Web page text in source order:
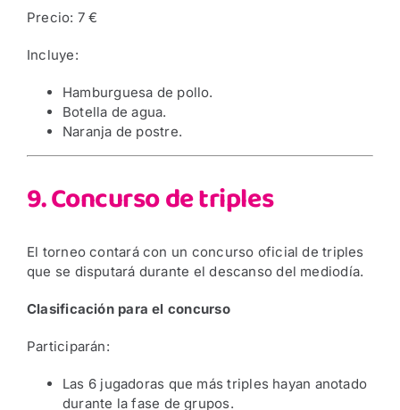
Precio: 7 €
Incluye:
Hamburguesa de pollo.
Botella de agua.
Naranja de postre.
9. Concurso de triples
El torneo contará con un concurso oficial de triples
que se disputará durante el descanso del mediodía.
Clasificación para el concurso
Participarán:
Las 6 jugadoras que más triples hayan anotado
durante la fase de grupos.